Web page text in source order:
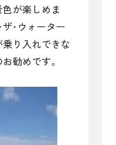
が楽しめま
･ウォーター
り入れできな
勧めです。